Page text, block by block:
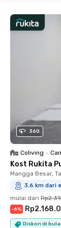
360
Coliving •
Kost Rukita
Mangga Besar,
3.6 km dari
mulai dari
-6%
Diskon di